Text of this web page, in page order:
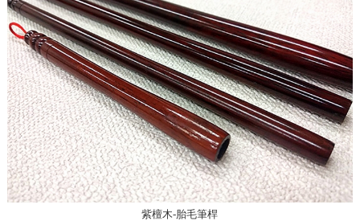
紫檀木-胎毛筆桿